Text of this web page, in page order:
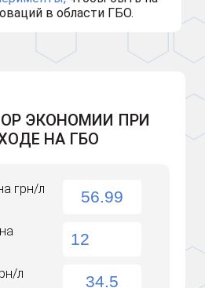
в области ГБО.
ЭКОНОМИИ ПРИ
НА ГБО
грн/л
л